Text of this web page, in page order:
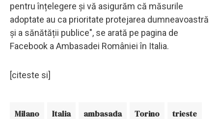
pentru înțelegere și vă asigurăm că măsurile
adoptate au ca prioritate protejarea dumneavoastră
și a sănătății publice", se arată pe pagina de
Facebook a Ambasadei României în Italia.
[citeste si]
Milano Italia ambasada Torino trieste